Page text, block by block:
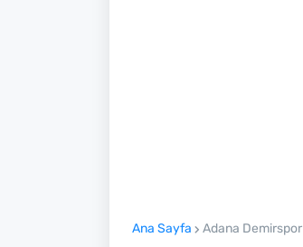
Ana Sayfa Adana Demirspor